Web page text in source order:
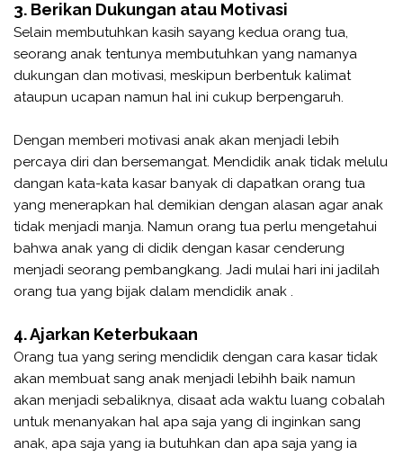
3. Berikan Dukungan atau Motivasi
Selain membutuhkan kasih sayang kedua orang tua,
seorang anak tentunya membutuhkan yang namanya
dukungan dan motivasi, meskipun berbentuk kalimat
ataupun ucapan namun hal ini cukup berpengaruh.
Dengan memberi motivasi anak akan menjadi lebih
percaya diri dan bersemangat. Mendidik anak tidak melulu
dangan kata-kata kasar banyak di dapatkan orang tua
yang menerapkan hal demikian dengan alasan agar anak
tidak menjadi manja. Namun orang tua perlu mengetahui
bahwa anak yang di didik dengan kasar cenderung
menjadi seorang pembangkang. Jadi mulai hari ini jadilah
orang tua yang bijak dalam mendidik anak .
4. Ajarkan Keterbukaan
Orang tua yang sering mendidik dengan cara kasar tidak
akan membuat sang anak menjadi lebihh baik namun
akan menjadi sebaliknya, disaat ada waktu luang cobalah
untuk menanyakan hal apa saja yang di inginkan sang
anak, apa saja yang ia butuhkan dan apa saja yang ia